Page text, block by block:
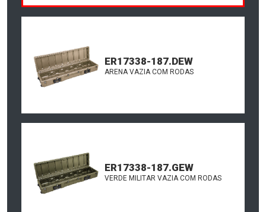
ER17338-187.DEW
ARENA VAZIA COM RODAS
ER17338-187.GEW
VERDE MILITAR VAZIA COM RODAS